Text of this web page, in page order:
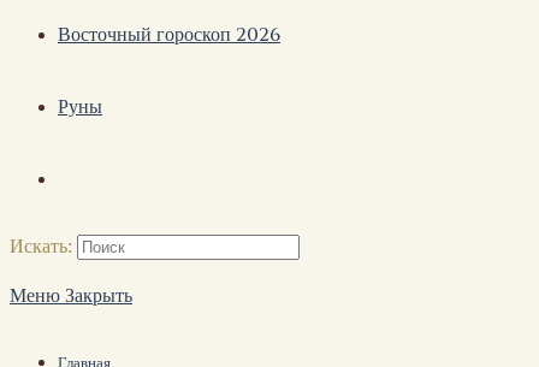
Восточный гороскоп 2026
Руны
Искать:
МенюЗакрыть